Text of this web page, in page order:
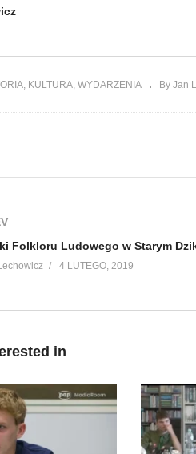
KULTURA WYDARZENIA By Jan
Folkloru Ludowego w Starym
4 LUTEGO, 2019
in